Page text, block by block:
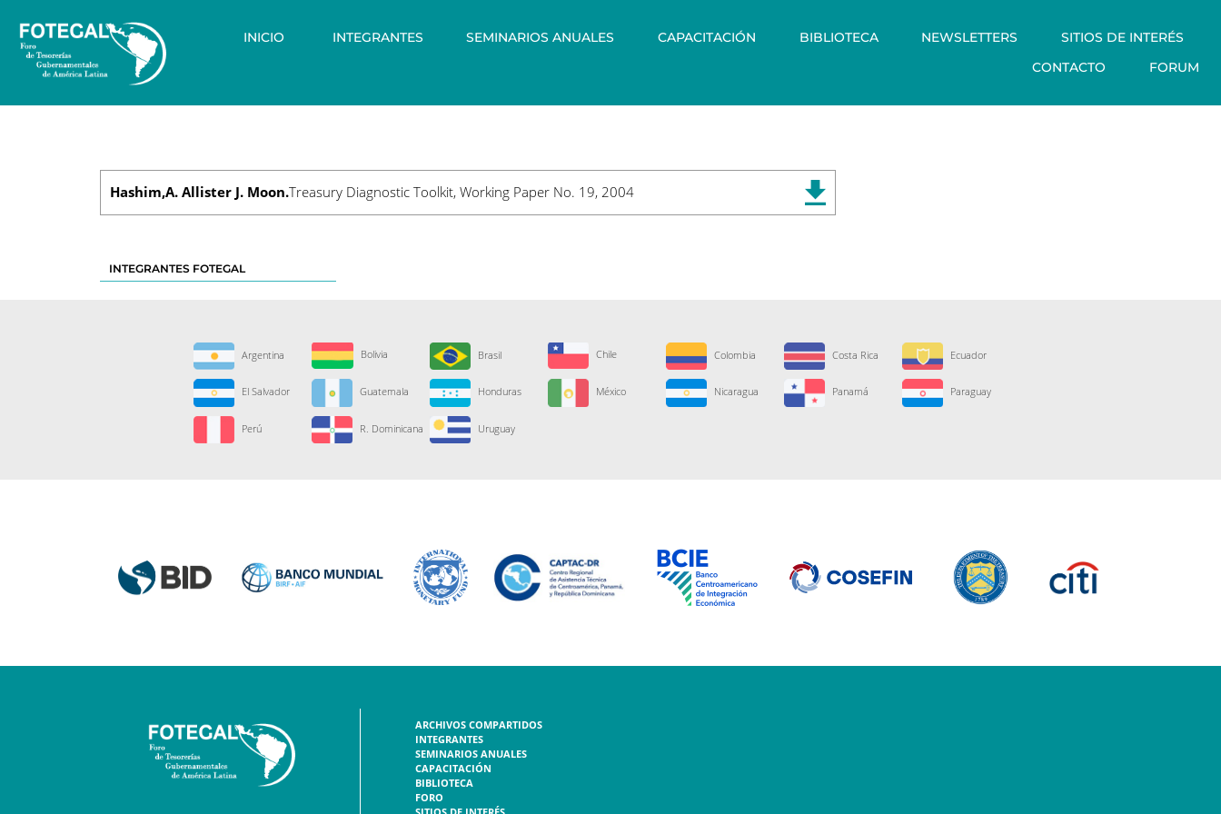
contenido
INICIO INTEGRANTES SEMINARIOS ANUALES CAPACITACIÓN BIBLIOTECA NEWSLETTERS
SITIOS DE INTERÉS
CONTACTO
FORUM
Hashim,A. Allister J. Moon.Treasury Diagnostic Toolkit, Working Paper No. 19, 2004
INTEGRANTES FOTEGAL
Argentina Bolivia Brasil Chile Colombia Costa Rica Ecuador
El Salvador Guatemala Honduras México Nicaragua Panamá Paraguay
Perú R. Dominicana Uruguay
ARCHIVOS COMPARTIDOS
INTEGRANTES
SEMINARIOS ANUALES
CAPACITACIÓN
BIBLIOTECA
FORO